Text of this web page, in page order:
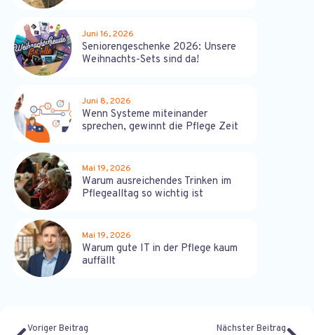
Juni 16, 2026
Seniorengeschenke 2026: Unsere
Weihnachts-Sets sind da!
Juni 8, 2026
Wenn Systeme miteinander
sprechen, gewinnt die Pflege Zeit
Mai 19, 2026
Warum ausreichendes Trinken im
Pflegealltag so wichtig ist
Mai 19, 2026
Warum gute IT in der Pflege kaum
auffällt
Voriger Beitrag Nächster Beitrag